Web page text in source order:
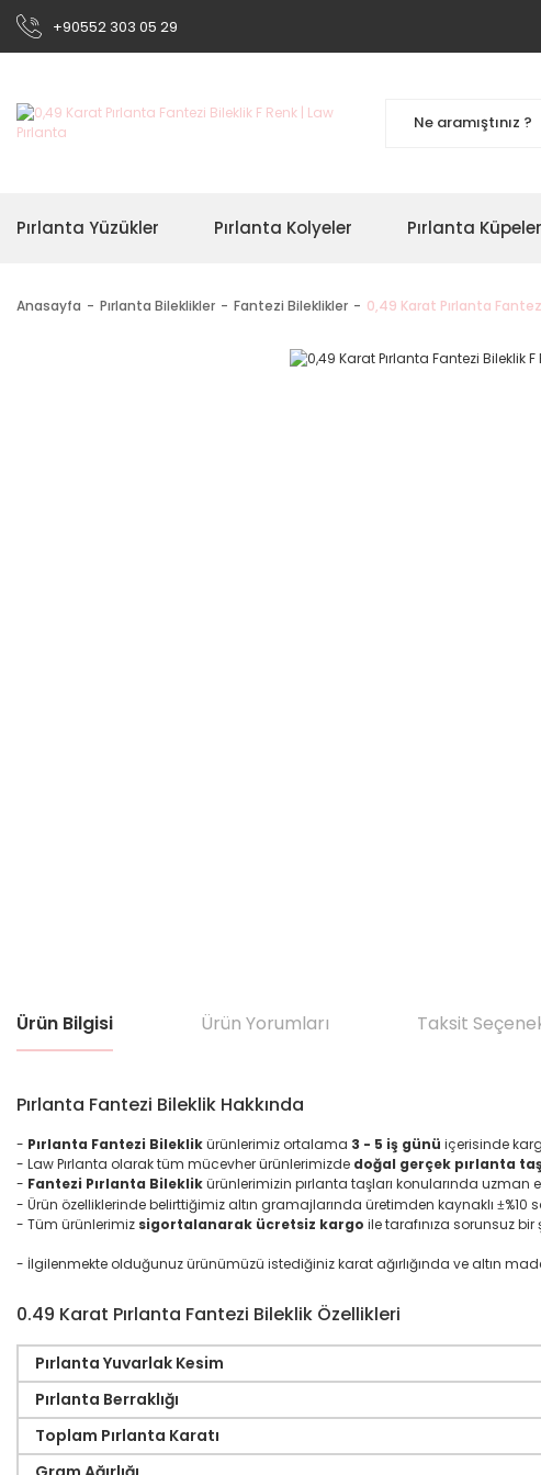
+90552 303 05 29
Pırlanta Yüzükler Pırlanta Kolyeler Pırlanta Küpeler
Anasayfa Pırlanta Bileklikler Fantezi Bileklikler 0,49 Karat Pırlanta
Ürün Bilgisi Ürün Yorumları Taksit
Pırlanta Fantezi Bileklik Hakkında
- Pırlanta Fantezi Bileklikürünlerimiz ortalama 3 - 5 iş günü içerisinde
- Law Pırlanta olarak tüm mücevher ürünlerimizde doğal gerçek pırlanta
- Fantezi Pırlanta Bileklikürünlerimizin pırlanta taşları konularında uzman
- Ürün özelliklerinde belirttiğimiz altın gramajlarında üretimden kaynaklı ±%10
- Tüm ürünlerimiz sigortalanarak ücretsiz kargo ile tarafınıza sorunsuz bir
- İlgilenmekte olduğunuz ürünümüzü istediğiniz karat ağırlığında ve altın
0.49 Karat Pırlanta Fantezi Bileklik Özellikleri
Pırlanta Yuvarlak Kesim
Pırlanta Berraklığı
Toplam Pırlanta Karatı